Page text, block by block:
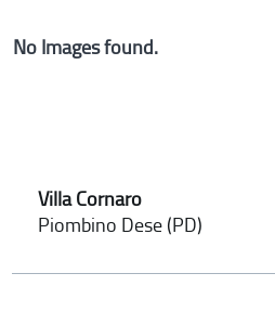
No Images found.
Villa Cornaro
Piombino Dese (PD)